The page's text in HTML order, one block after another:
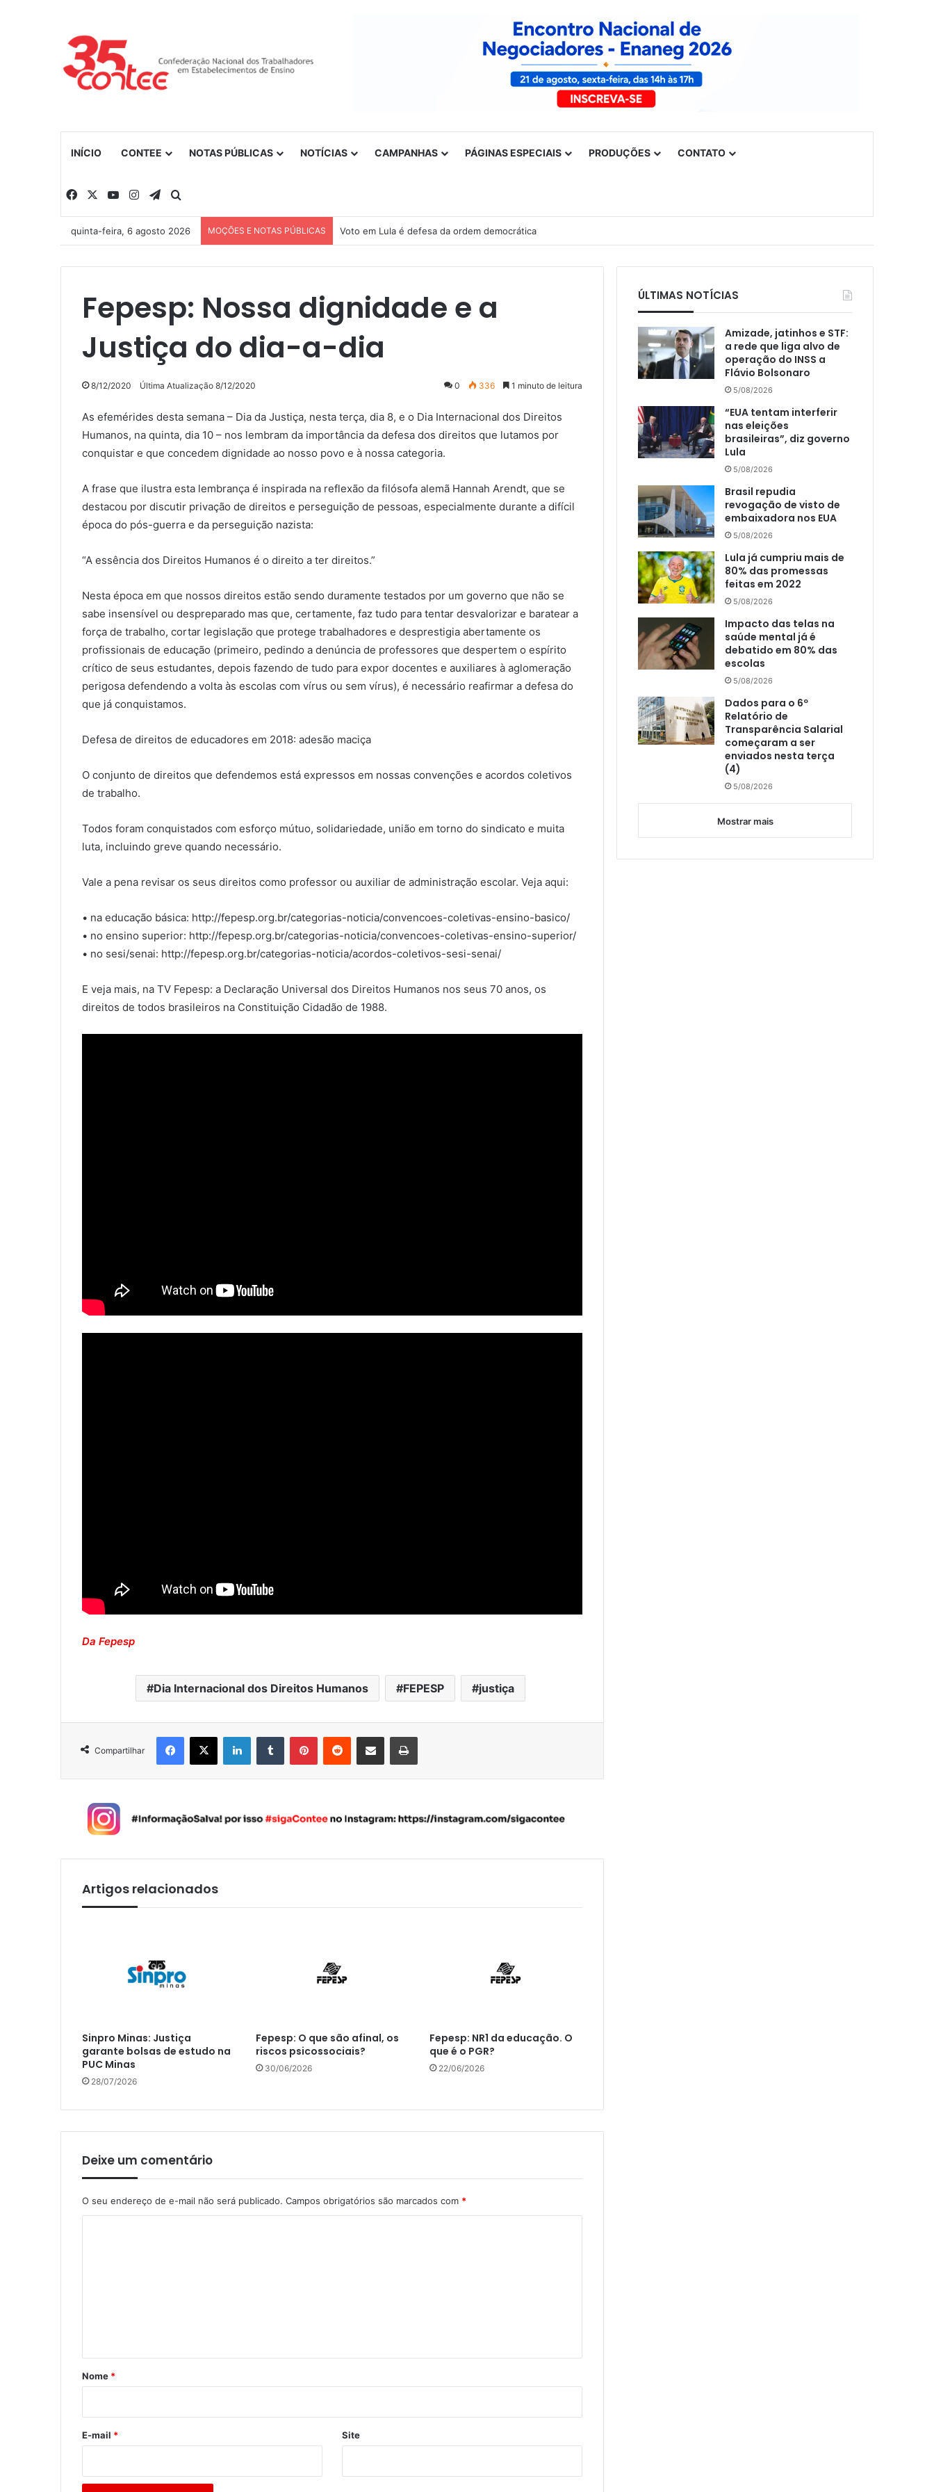
INÍCIO CONTEE NOTAS PÚBLICAS NOTÍCIAS CAMPANHAS PÁGINAS ESPECIAIS PRODUÇÕES CONTATO
Facebook YouTubeInstagramTelegram
quinta-feira, 6 agosto 2026 MOÇÕES E NOTAS PÚBLICAS Nota de solidariedade ao povo venezuelano
Fepesp: Nossa dignidade e a
Justiça do dia-a-dia
8/12/2020 Última Atualização 8/12/2020 0 336 1 minuto de leitura
As efemérides desta semana – Dia da Justiça, nesta terça, dia 8, e o Dia Internacional dos Direitos
Humanos, na quinta, dia 10 – nos lembram da importância da defesa dos direitos que lutamos por
conquistar e que concedem dignidade ao nosso povo e à nossa categoria.
A frase que ilustra esta lembrança é inspirada na reflexão da filósofa alemã Hannah Arendt, que se
destacou por discutir privação de direitos e perseguição de pessoas, especialmente durante a difícil
época do pós-guerra e da perseguição nazista:
“A essência dos Direitos Humanos é o direito a ter direitos.”
Nesta época em que nossos direitos estão sendo duramente testados por um governo que não se
sabe insensível ou despreparado mas que, certamente, faz tudo para tentar desvalorizar e baratear a
força de trabalho, cortar legislação que protege trabalhadores e desprestigia abertamente os
profissionais de educação (primeiro, pedindo a denúncia de professores que despertem o espírito
crítico de seus estudantes, depois fazendo de tudo para expor docentes e auxiliares à aglomeração
perigosa defendendo a volta às escolas com vírus ou sem vírus), é necessário reafirmar a defesa do
que já conquistamos.
Defesa de direitos de educadores em 2018: adesão maciça
O conjunto de direitos que defendemos está expressos em nossas convenções e acordos coletivos
de trabalho.
Todos foram conquistados com esforço mútuo, solidariedade, união em torno do sindicato e muita
luta, incluindo greve quando necessário.
Vale a pena revisar os seus direitos como professor ou auxiliar de administração escolar. Veja aqui:
• na educação básica: http://fepesp.org.br/categorias-noticia/convencoes-coletivas-ensino-basico/
• no ensino superior: http://fepesp.org.br/categorias-noticia/convencoes-coletivas-ensino-superior/
• no sesi/senai: http://fepesp.org.br/categorias-noticia/acordos-coletivos-sesi-senai/
E veja mais, na TV Fepesp: a Declaração Universal dos Direitos Humanos nos seus 70 anos, os
direitos de todos brasileiros na Constituição Cidadão de 1988.
Da Fepesp
Dia Internacional dos Direitos Humanos FEPESP justiça
Compartilhar
Artigos relacionados
Sinpro Minas: Justiça
garante bolsas de estudo na
PUC Minas
28/07/2026
Fepesp: O que são afinal, os
riscos psicossociais?
30/06/2026
Fepesp: NR1 da educação. O
que é o PGR?
22/06/2026
Deixe um comentário
O seu endereço de e-mail não será publicado. Campos obrigatórios são marcados com *
r
*
Nome *
E-mail * Site
ÚLTIMAS NOTÍCIAS
Amizade, jatinhos e STF:
a rede que liga alvo de
operação do INSS a
Flávio Bolsonaro
5/08/2026
“EUA tentam interferir
nas eleições
brasileiras”, diz governo
Lula
5/08/2026
Brasil repudia
revogação de visto de
embaixadora nos EUA
5/08/2026
Lula já cumpriu mais de
80% das promessas
feitas em 2022
5/08/2026
Impacto das telas na
saúde mental já é
debatido em 80% das
escolas
5/08/2026
Dados para o 6º
Relatório de
Transparência Salarial
começaram a ser
enviados nesta terça
(4)
5/08/2026
Mostrar mais